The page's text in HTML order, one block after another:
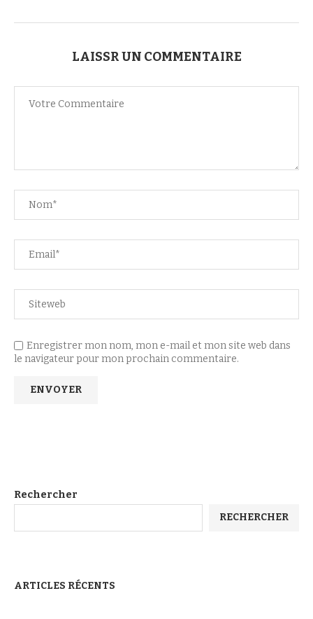
LAISSR UN COMMENTAIRE
Enregistrer mon nom, mon e-mail et mon site web dans
le navigateur pour mon prochain commentaire.
Rechercher
RECHERCHER
ARTICLES RÉCENTS